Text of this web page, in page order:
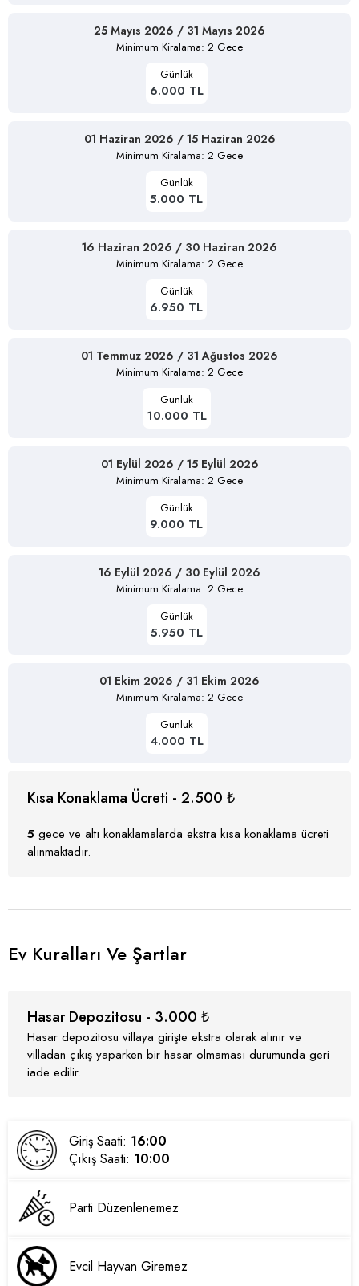
25 Mayıs 2026 / 31 Mayıs 2026
Minimum Kiralama: 2 Gece
Günlük
6.000 TL
01 Haziran 2026 / 15 Haziran 2026
Minimum Kiralama: 2 Gece
Günlük
5.000 TL
16 Haziran 2026 / 30 Haziran 2026
Minimum Kiralama: 2 Gece
Günlük
6.950 TL
01 Temmuz 2026 / 31 Ağustos 2026
Minimum Kiralama: 2 Gece
Günlük
10.000 TL
01 Eylül 2026 / 15 Eylül 2026
Minimum Kiralama: 2 Gece
Günlük
9.000 TL
16 Eylül 2026 / 30 Eylül 2026
Minimum Kiralama: 2 Gece
Günlük
5.950 TL
01 Ekim 2026 / 31 Ekim 2026
Minimum Kiralama: 2 Gece
Günlük
4.000 TL
Kısa Konaklama Ücreti - 2.500 ₺
5 gece ve altı konaklamalarda ekstra kısa konaklama ücreti
alınmaktadır.
Ev Kuralları Ve Şartlar
Hasar Depozitosu - 3.000 ₺
Hasar depozitosu villaya girişte ekstra olarak alınır ve
villadan çıkış yaparken bir hasar olmaması durumunda geri
iade edilir.
Giriş Saati: 16:00
Çıkış Saati: 10:00
Parti Düzenlenemez
Evcil Hayvan Giremez